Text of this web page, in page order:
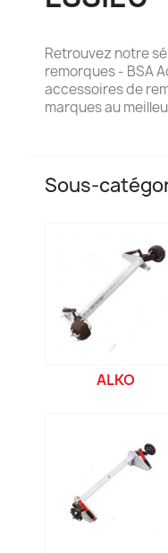
Retrouvez notre
remorques - BSA
accessoires de
marques au
Sous-
ALKO